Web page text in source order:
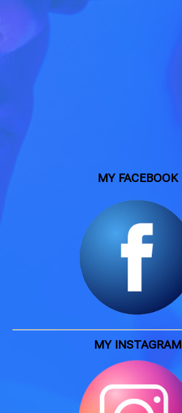
MY FACEBOOK
MY INSTAGRAM